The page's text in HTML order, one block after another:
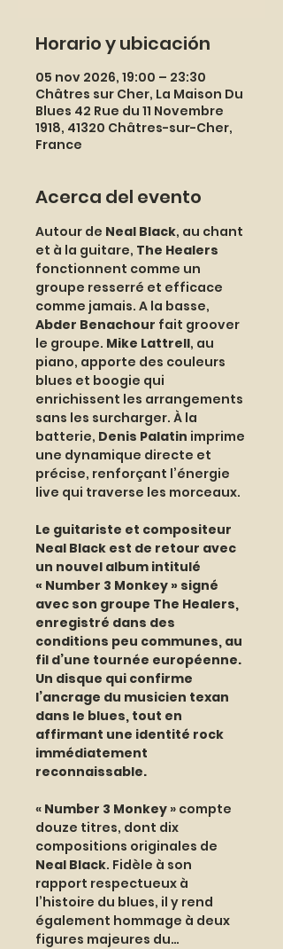
Horario y ubicación
05 nov 2026, 19:00 – 23:30
Châtres sur Cher, La Maison Du
Blues 42 Rue du 11 Novembre
1918, 41320 Châtres-sur-Cher,
France
Acerca del evento
Autour de Neal Black, au chant
et à la guitare, The Healers
fonctionnent comme un
groupe resserré et efficace
comme jamais. A la basse,
Abder Benachour fait groover
le groupe. Mike Lattrell, au
piano, apporte des couleurs
blues et boogie qui
enrichissent les arrangements
sans les surcharger. À la
batterie, Denis Palatin imprime
une dynamique directe et
précise, renforçant l’énergie
live qui traverse les morceaux.
Le guitariste et compositeur
Neal Black est de retour avec
un nouvel album intitulé
« Number 3 Monkey » signé
avec son groupe The Healers,
enregistré dans des
conditions peu communes, au
fil d’une tournée européenne.
Un disque qui confirme
l’ancrage du musicien texan
dans le blues, tout en
affirmant une identité rock
immédiatement
reconnaissable.
« Number 3 Monkey » compte
douze titres, dont dix
compositions originales de
Neal Black. Fidèle à son
rapport respectueux à
l’histoire du blues, il y rend
également hommage à deux
figures majeures du…